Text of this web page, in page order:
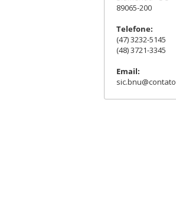
89065-200
Telefone:
(47) 3232-5145
(48) 3721-3345
Email: